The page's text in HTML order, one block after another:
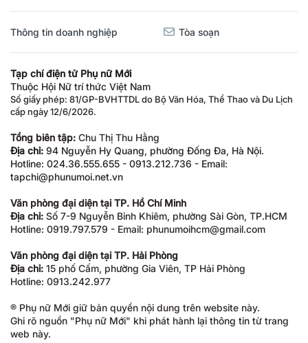
Thông tin doanh nghiệp Tòa soạn
Tạp chí điện tử Phụ nữ Mới
Thuộc Hội Nữ trí thức Việt Nam
Số giấy phép: 81/GP-BVHTTDL do Bộ Văn Hóa, Thể Thao và Du Lịch
cấp ngày 12/6/2026.
Tổng biên tập: Chu Thị Thu Hằng
Địa chỉ: 94 Nguyễn Hy Quang, phường Đống Đa, Hà Nội.
Hotline: 024.36.555.655 - 0913.212.736 - Email:
tapchi@phunumoi.net.vn
Văn phòng đại diện tại TP. Hồ Chí Minh
Địa chỉ: Số 7-9 Nguyễn Bỉnh Khiêm, phường Sài Gòn, TP.HCM
Hotline: 0919.797.579 - Email: phunumoihcm@gmail.com
Văn phòng đại diện tại TP. Hải Phòng
Địa chỉ: 15 phố Cấm, phường Gia Viên, TP Hải Phòng
Hotline: 0913.242.977
® Phụ nữ Mới giữ bản quyền nội dung trên website này.
Ghi rõ nguồn "Phụ nữ Mới" khi phát hành lại thông tin từ trang
web này.